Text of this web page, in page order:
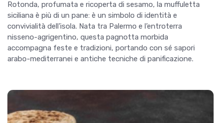
Rotonda, profumata e ricoperta di sesamo, la muffuletta
siciliana è più di un pane: è un simbolo di identità e
convivialità dell’isola. Nata tra Palermo e l’entroterra
nisseno-agrigentino, questa pagnotta morbida
accompagna feste e tradizioni, portando con sé sapori
arabo-mediterranei e antiche tecniche di panificazione.